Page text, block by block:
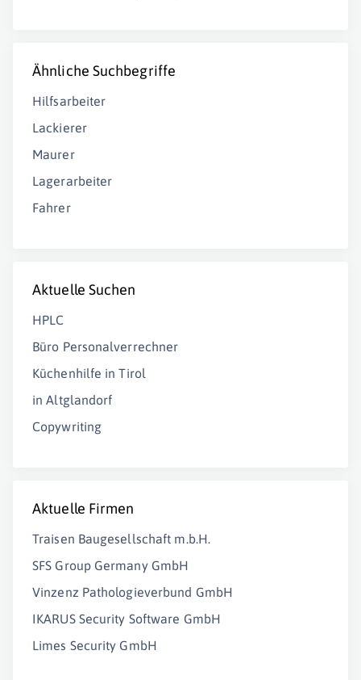
Ähnliche Suchbegriffe
Hilfsarbeiter
Lackierer
Maurer
Lagerarbeiter
Fahrer
Aktuelle Suchen
HPLC
Büro Personalverrechner
Küchenhilfe in Tirol
in Altglandorf
Copywriting
Aktuelle Firmen
Traisen Baugesellschaft m.b.H.
SFS Group Germany GmbH
Vinzenz Pathologieverbund GmbH
IKARUS Security Software GmbH
Limes Security GmbH